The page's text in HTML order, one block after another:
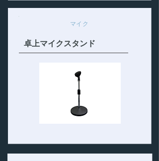
マイク
卓上マイクスタンド